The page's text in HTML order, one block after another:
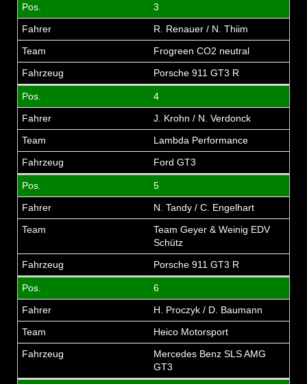
3
R. Renauer / N. Thiim
Frogreen CO2 neutral
Porsche 911 GT3 R
4
J. Krohn / N. Verdonck
Lambda Performance
Ford GT3
5
N. Tandy / C. Engelhart
Team Geyer & Weinig EDV
Schütz
Porsche 911 GT3 R
6
H. Proczyk / D. Baumann
Heico Motorsport
Mercedes Benz SLS AMG
GT3